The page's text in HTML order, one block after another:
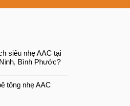
siêu nhẹ AAC tại
Bình Phước?
tông nhẹ AAC